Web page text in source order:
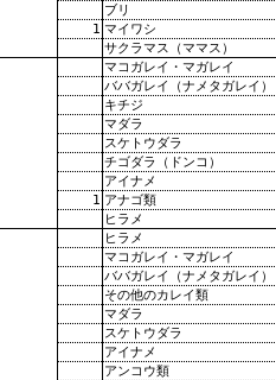
ブリ
1 マイワシ
サクラマス（ママス）
マコガレイ・マガレイ
ババガレイ（ナメタガレイ）
キチジ
マダラ
スケトウダラ
チゴダラ（ドンコ）
アイナメ
1 アナゴ類
ヒラメ
ヒラメ
マコガレイ・マガレイ
ババガレイ（ナメタガレイ）
その他のカレイ類
マダラ
スケトウダラ
アイナメ
アンコウ類